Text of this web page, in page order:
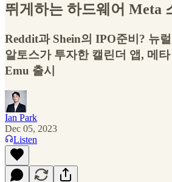
뛰게하는 하드웨어 Meta
Reddit과 Shein의 IPO준비? 뉴
알토스가 투자한 캘린더 앱, 메타
Emu 출시
Ian Park
Dec 05, 2023
Listen